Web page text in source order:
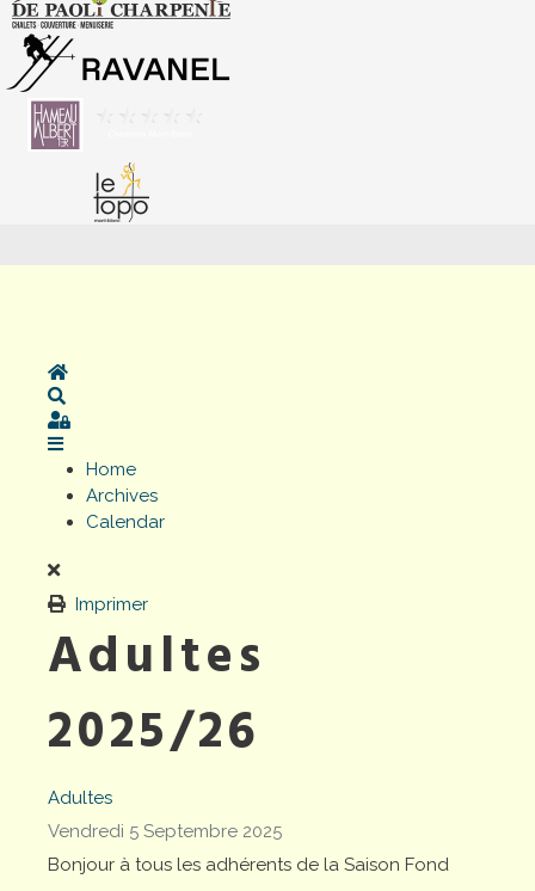
Home
Sign In
Home
Archives
Calendar
Imprimer
Adultes
2025/26
Adultes
Vendredi 5 Septembre 2025
Bonjour à tous les adhérents de la Saison Fond